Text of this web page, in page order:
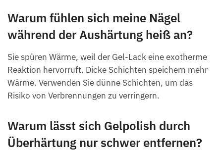
Warum fühlen sich meine Nägel
während der Aushärtung heiß an?
Sie spüren Wärme, weil der Gel-Lack eine exotherme
Reaktion hervorruft. Dicke Schichten speichern mehr
Wärme. Verwenden Sie dünne Schichten, um das
Risiko von Verbrennungen zu verringern.
Warum lässt sich Gelpolish durch
Überhärtung nur schwer entfernen?